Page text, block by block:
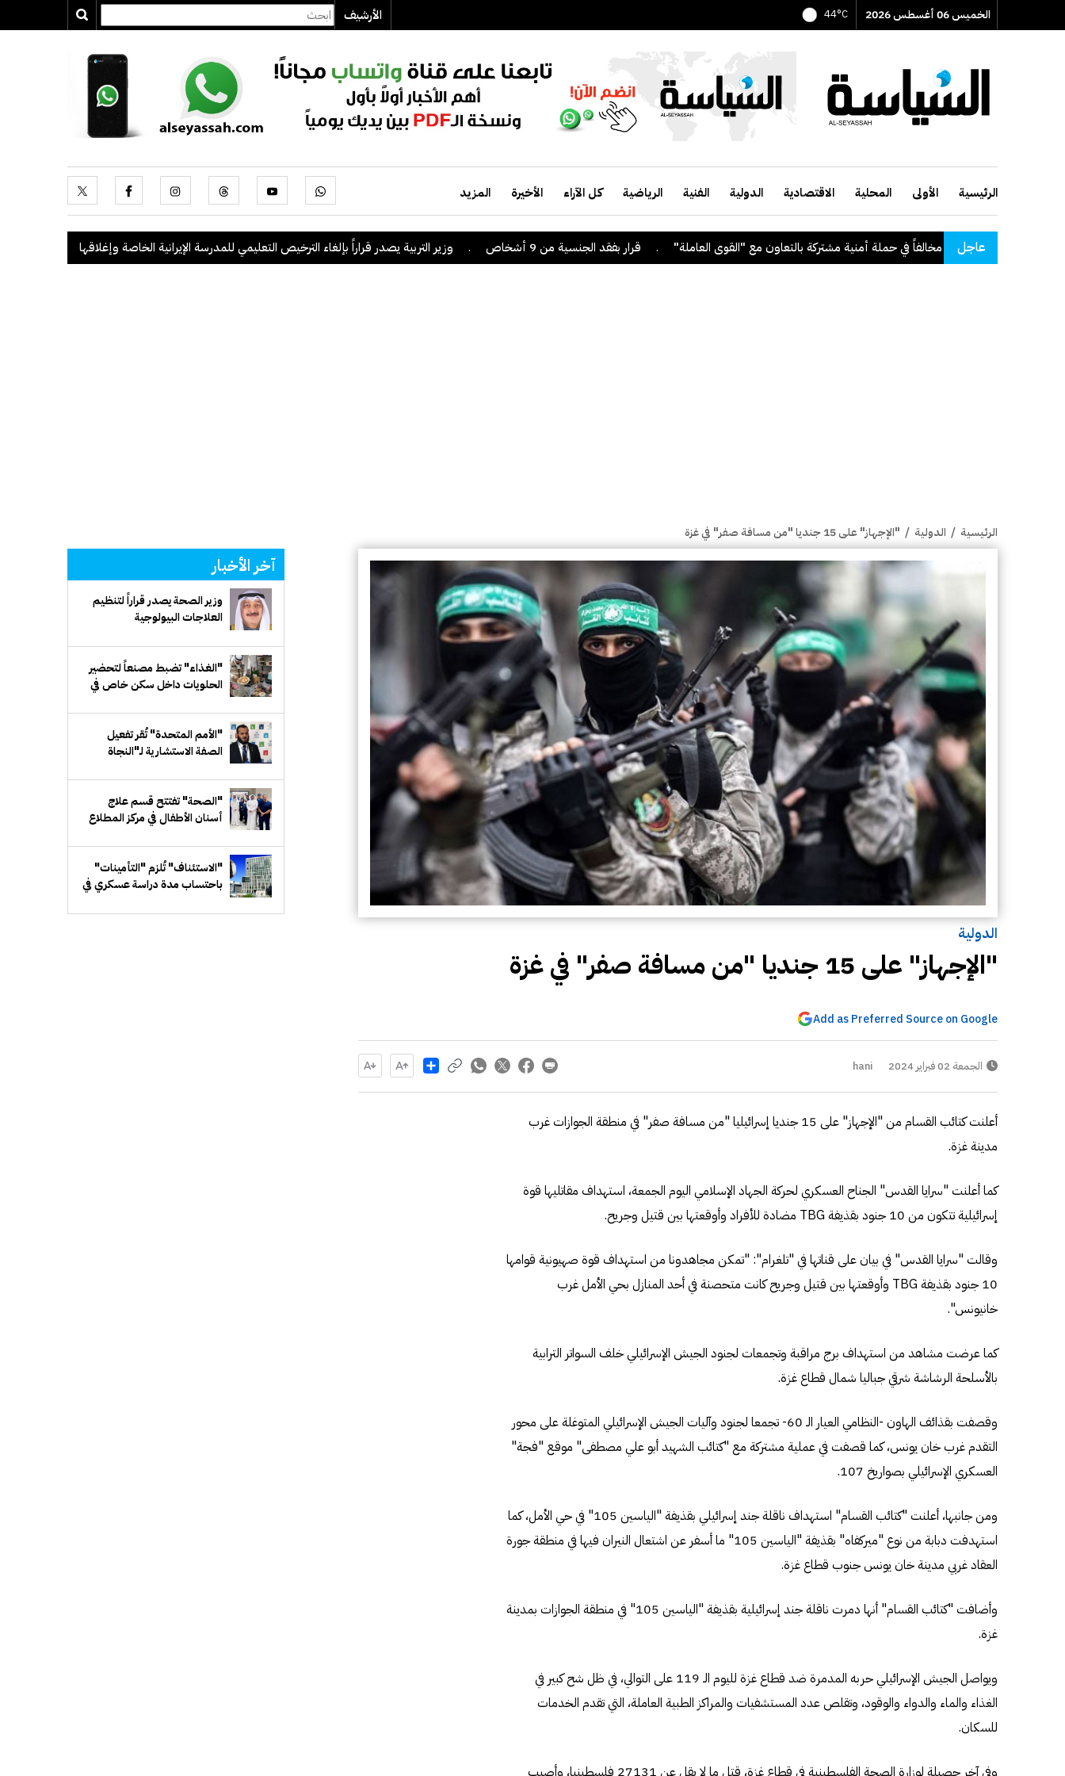
الخميس 06 أغسطس 2026 44°C الأرشيف
الرئيسية الأولى المحلية الاقتصادية الدولية الفنية الرياضية كل الآراء الأخيرة المزيد
عاجل قرار بفقد الجنسية من 9 أشخاص . وزير التربية يصدر قراراً بإلغاء الترخيص التعليمي للمدرسة الإيرانية الخاصة وإغلاقها . "الداخلية": ضبط 56 مخالفاً في حملة أمنية مشتركة بالتعاون مع "القوى العاملة"
الرئيسية / الدولية / "الإجهاز" على 15 جنديا "من مسافة صفر" في غزة
الدولية
"الإجهاز" على 15 جنديا "من مسافة صفر" في غزة
Add as Preferred Source on Google
الجمعة 02 فبراير 2024 hani
Share
أعلنت كتائب القسام من "الإجهاز" على 15 جنديا إسرائيليا "من مسافة صفر" في منطقة الجوازات غرب
مدينة غزة.
كما أعلنت "سرايا القدس" الجناح العسكري لحركة الجهاد الإسلامي اليوم الجمعة، استهداف مقاتليها قوة
إسرائيلية تتكون من 10 جنود بقذيفة TBG مضادة للأفراد وأوقعتها بين قتيل وجريح.
وقالت "سرايا القدس" في بيان على قناتها في "تلغرام": "تمكن مجاهدونا من استهداف قوة صهيونية قوامها
10 جنود بقذيفة TBG وأوقعتها بين قتيل وجريح كانت متحصنة في أحد المنازل بحي الأمل غرب
خانيونس".
كما عرضت مشاهد من استهداف برج مراقبة وتجمعات لجنود الجيش الإسرائيلي خلف السواتر الترابية
بالأسلحة الرشاشة شرقي جباليا شمال قطاع غزة.
وقصفت بقذائف الهاون -النظامي العيار الـ 60- تجمعا لجنود وآليات الجيش الإسرائيلي المتوغلة على محور
التقدم غرب خان يونس، كما قصفت في عملية مشتركة مع "كتائب الشهيد أبو علي مصطفى" موقع "فجة"
العسكري الإسرائيلي بصواريخ 107.
ومن جانبها، أعلنت "كتائب القسام" استهداف ناقلة جند إسرائيلي بقذيفة "الياسين 105" في حي الأمل، كما
استهدفت دبابة من نوع "ميركفاه" بقذيفة "الياسين 105" ما أسفر عن اشتعال النيران فيها في منطقة جورة
العقاد غربي مدينة خان يونس جنوب قطاع غزة.
وأضافت "كتائب القسام" أنها دمرت ناقلة جند إسرائيلية بقذيفة "الياسين 105" في منطقة الجوازات بمدينة
غزة.
ويواصل الجيش الإسرائيلي حربه المدمرة ضد قطاع غزة لليوم الـ 119 على التوالي، في ظل شح كبير في
الغذاء والماء والدواء والوقود، وتقلص عدد المستشفيات والمراكز الطبية العاملة، التي تقدم الخدمات
للسكان.
وفي آخر حصيلة لوزارة الصحة الفلسطينية في قطاع غزة، قتل ما لا يقل عن 27131 فلسطينيا، وأصيب
آخر الأخبار
وزير الصحة يصدر قراراً لتنظيم
العلاجات البيولوجية
"الغذاء" تضبط مصنعاً لتحضير
الحلويات داخل سكن خاص في
"الأمم المتحدة" تُقر تفعيل
الصفة الاستشارية لـ"النجاة
"الصحة" تفتتح قسم علاج
أسنان الأطفال في مركز المطلاع
"الاستئناف" تُلزم "التأمينات"
باحتساب مدة دراسة عسكري في
الفعلية